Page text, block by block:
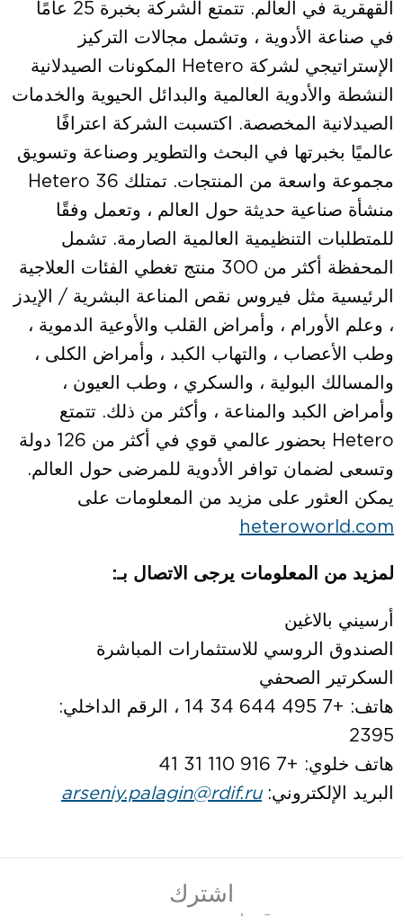
القهقرية في العالم. تتمتع الشركة بخبرة 25 عامًا
في صناعة الأدوية ، وتشمل مجالات التركيز
الإستراتيجي لشركة Hetero المكونات الصيدلانية
النشطة والأدوية العالمية والبدائل الحيوية والخدمات
الصيدلانية المخصصة. اكتسبت الشركة اعترافًا
عالميًا بخبرتها في البحث والتطوير وصناعة وتسويق
مجموعة واسعة من المنتجات. تمتلك Hetero 36
منشأة صناعية حديثة حول العالم ، وتعمل وفقًا
للمتطلبات التنظيمية العالمية الصارمة. تشمل
المحفظة أكثر من 300 منتج تغطي الفئات العلاجية
الرئيسية مثل فيروس نقص المناعة البشرية / الإيدز
، وعلم الأورام ، وأمراض القلب والأوعية الدموية ،
وطب الأعصاب ، والتهاب الكبد ، وأمراض الكلى ،
والمسالك البولية ، والسكري ، وطب العيون ،
وأمراض الكبد والمناعة ، وأكثر من ذلك. تتمتع
Hetero بحضور عالمي قوي في أكثر من 126 دولة
وتسعى لضمان توافر الأدوية للمرضى حول العالم.
يمكن العثور على مزيد من المعلومات على
heteroworld.com
لمزيد من المعلومات يرجى الاتصال بـ:
أرسيني بالاغين
الصندوق الروسي للاستثمارات المباشرة
السكرتير الصحفي
هاتف: +7 495 644 34 14 ، الرقم الداخلي:
2395
هاتف خلوي: +7 916 110 31 41
البريد الإلكتروني:arseniy.palagin@rdif.ru
اشترك